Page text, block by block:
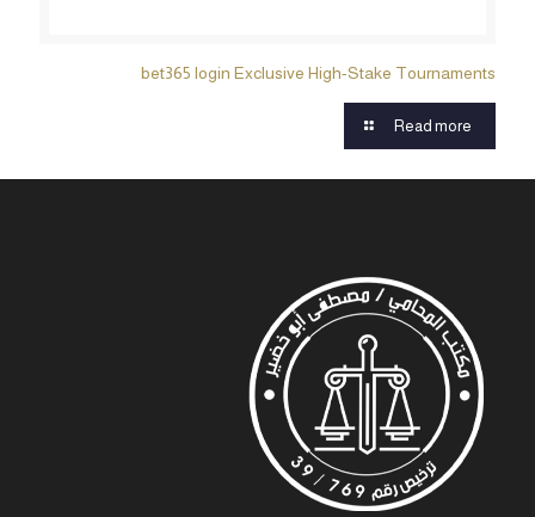
bet365 login Exclusive High-Stake Tournaments
Read more